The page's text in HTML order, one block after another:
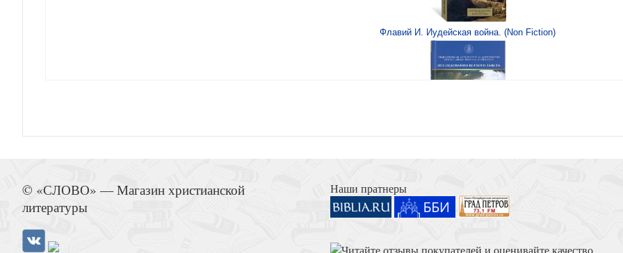
Анаксимандра и Парменида
Флавий И. Иудейская война. (Non Fiction)
Книга Иисуса Навина
© «СЛОВО» — Магазин христианской
литературы
Наши пратнеры